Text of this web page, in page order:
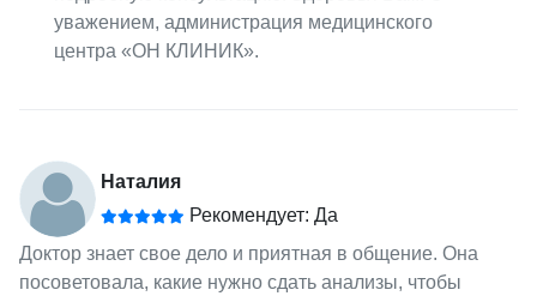
уважением, администрация медицинского
центра «ОН КЛИНИК».
Наталия
Рекомендует: Да
Доктор знает свое дело и приятная в общение. Она
посоветовала, какие нужно сдать анализы, чтобы